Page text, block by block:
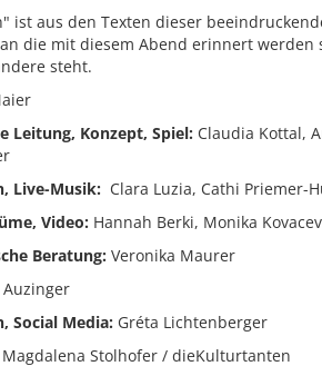
ist aus den Texten dieser
die mit diesem Abend erinnert werden
steht.
Leitung, Konzept, Spiel: Claudia Kottal,
Live-Musik: Clara Luzia, Cathi Priemer-
Video: Hannah Berki, Monika
Beratung: Veronika Maurer
Social Media: Gréta Lichtenberger
Magdalena Stolhofer / dieKulturtanten